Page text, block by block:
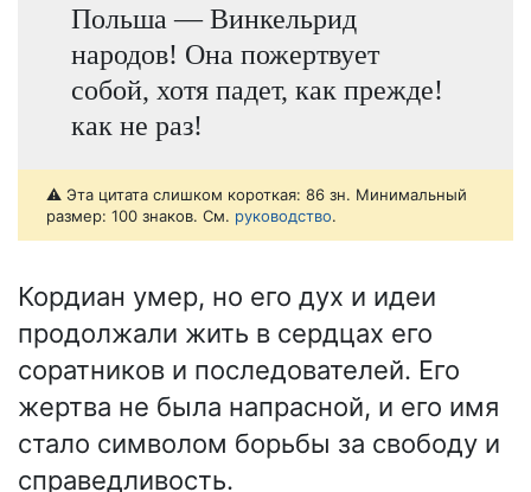
Польша — Винкельрид
народов! Она пожертвует
собой, хотя падет, как прежде!
как не раз!
⚠️ Эта цитата слишком короткая: 86 зн. Минимальный
размер: 100 знаков. См. руководство.
Кордиан умер, но его дух и идеи
продолжали жить в сердцах его
соратников и последователей. Его
жертва не была напрасной, и его имя
стало символом борьбы за свободу и
справедливость.